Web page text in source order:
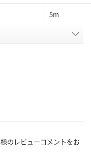
5m
)タイプ 2P(2ピン)タ
のレビューコメントをお